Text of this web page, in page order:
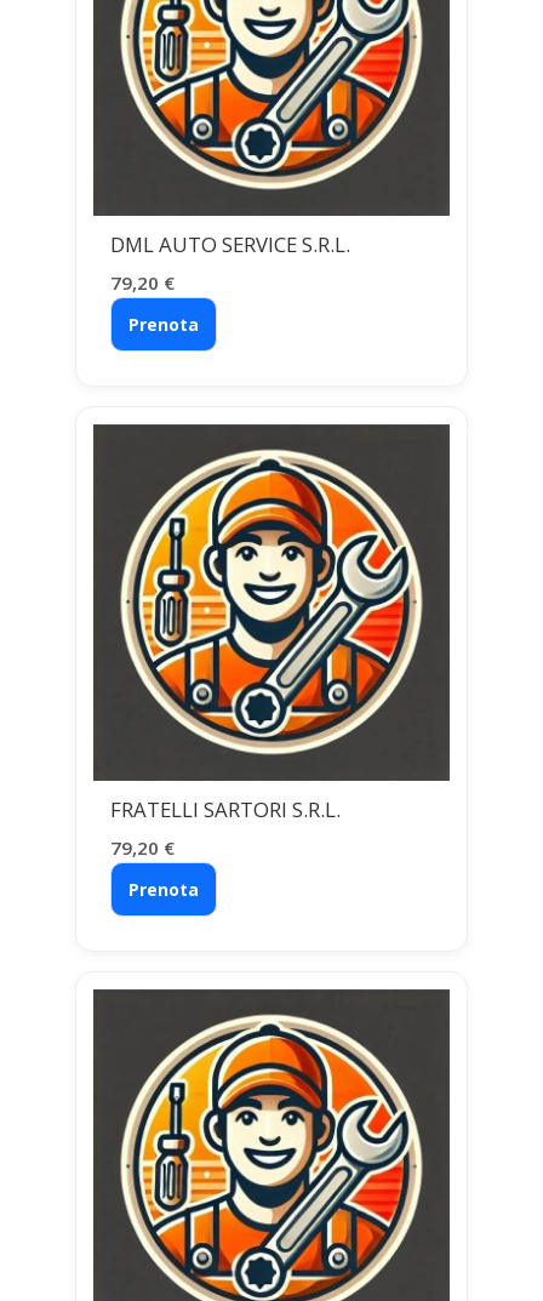
DML AUTO SERVICE S.R.L.
79,20 €
Prenota
FRATELLI SARTORI S.R.L.
79,20 €
Prenota